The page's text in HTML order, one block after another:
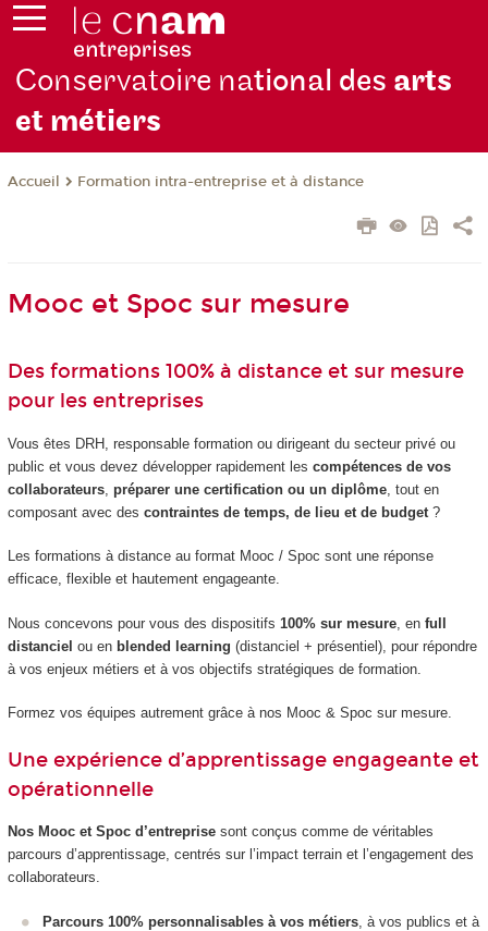
Conservatoire national des arts
et métiers
Accueil Formation intra-entreprise et à distance
Mooc et Spoc sur mesure
Des formations 100% à distance et sur mesure
pour les entreprises
Vous êtes DRH, responsable formation ou dirigeant du secteur privé ou
public et vous devez développer rapidement les compétences de vos
collaborateurs, préparer une certification ou un diplôme, tout en
composant avec des contraintes de temps, de lieu et de budget?
Les formations à distance au format Mooc / Spoc sont une réponse
efficace, flexible et hautement engageante.
Nous concevons pour vous des dispositifs 100% sur mesure, en full
distanciel ou en blended learning (distanciel + présentiel), pour répondre
à vos enjeux métiers et à vos objectifs stratégiques de formation.
Formez vos équipes autrement grâce à nos Mooc & Spoc sur mesure.
Une expérience d’apprentissage engageante et
opérationnelle
Nos Mooc et Spoc d’entreprisesont conçus comme de véritables
parcours d’apprentissage, centrés sur l’impact terrain et l’engagement des
collaborateurs.
Parcours 100% personnalisables à vos métiers , à vos publics et à